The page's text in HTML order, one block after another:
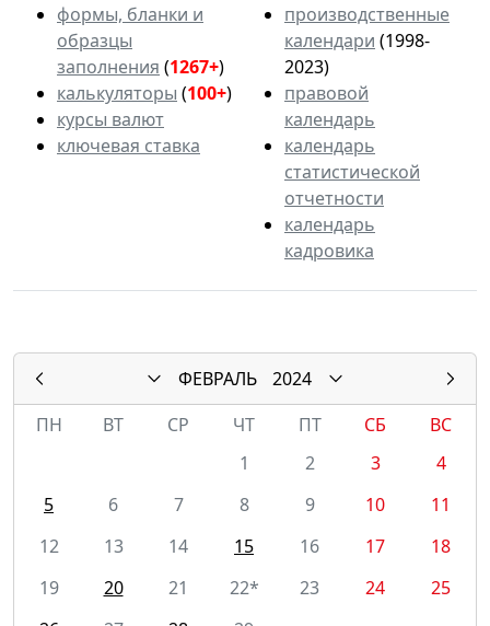
формы, бланки и
образцы
заполнения (1267+)
калькуляторы (100+)
курсы валют
ключевая ставка
производственные
календари (1998-
2023)
правовой
календарь
календарь
статистической
отчетности
календарь
кадровика
ФЕВРАЛЬ
2024
ПН
ВТ СР ЧТ ПТ СБ
ВС
1
2 3
4
5
6 7 8 9 10
11
12
13 14 15 16 17
18
19
20 21 22* 23 24
25